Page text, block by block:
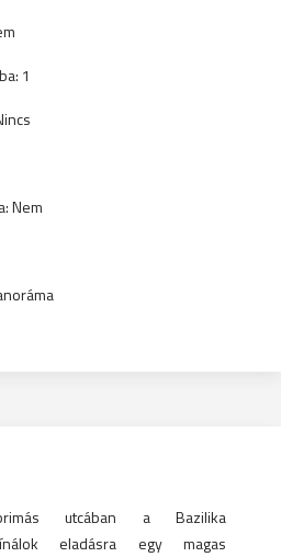
1
Nem
utcában a Bazilika
eladásra egy magas